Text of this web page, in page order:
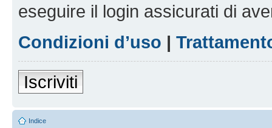
eseguire il login assicurati di
Condizioni d’uso |
Iscriviti
Indice